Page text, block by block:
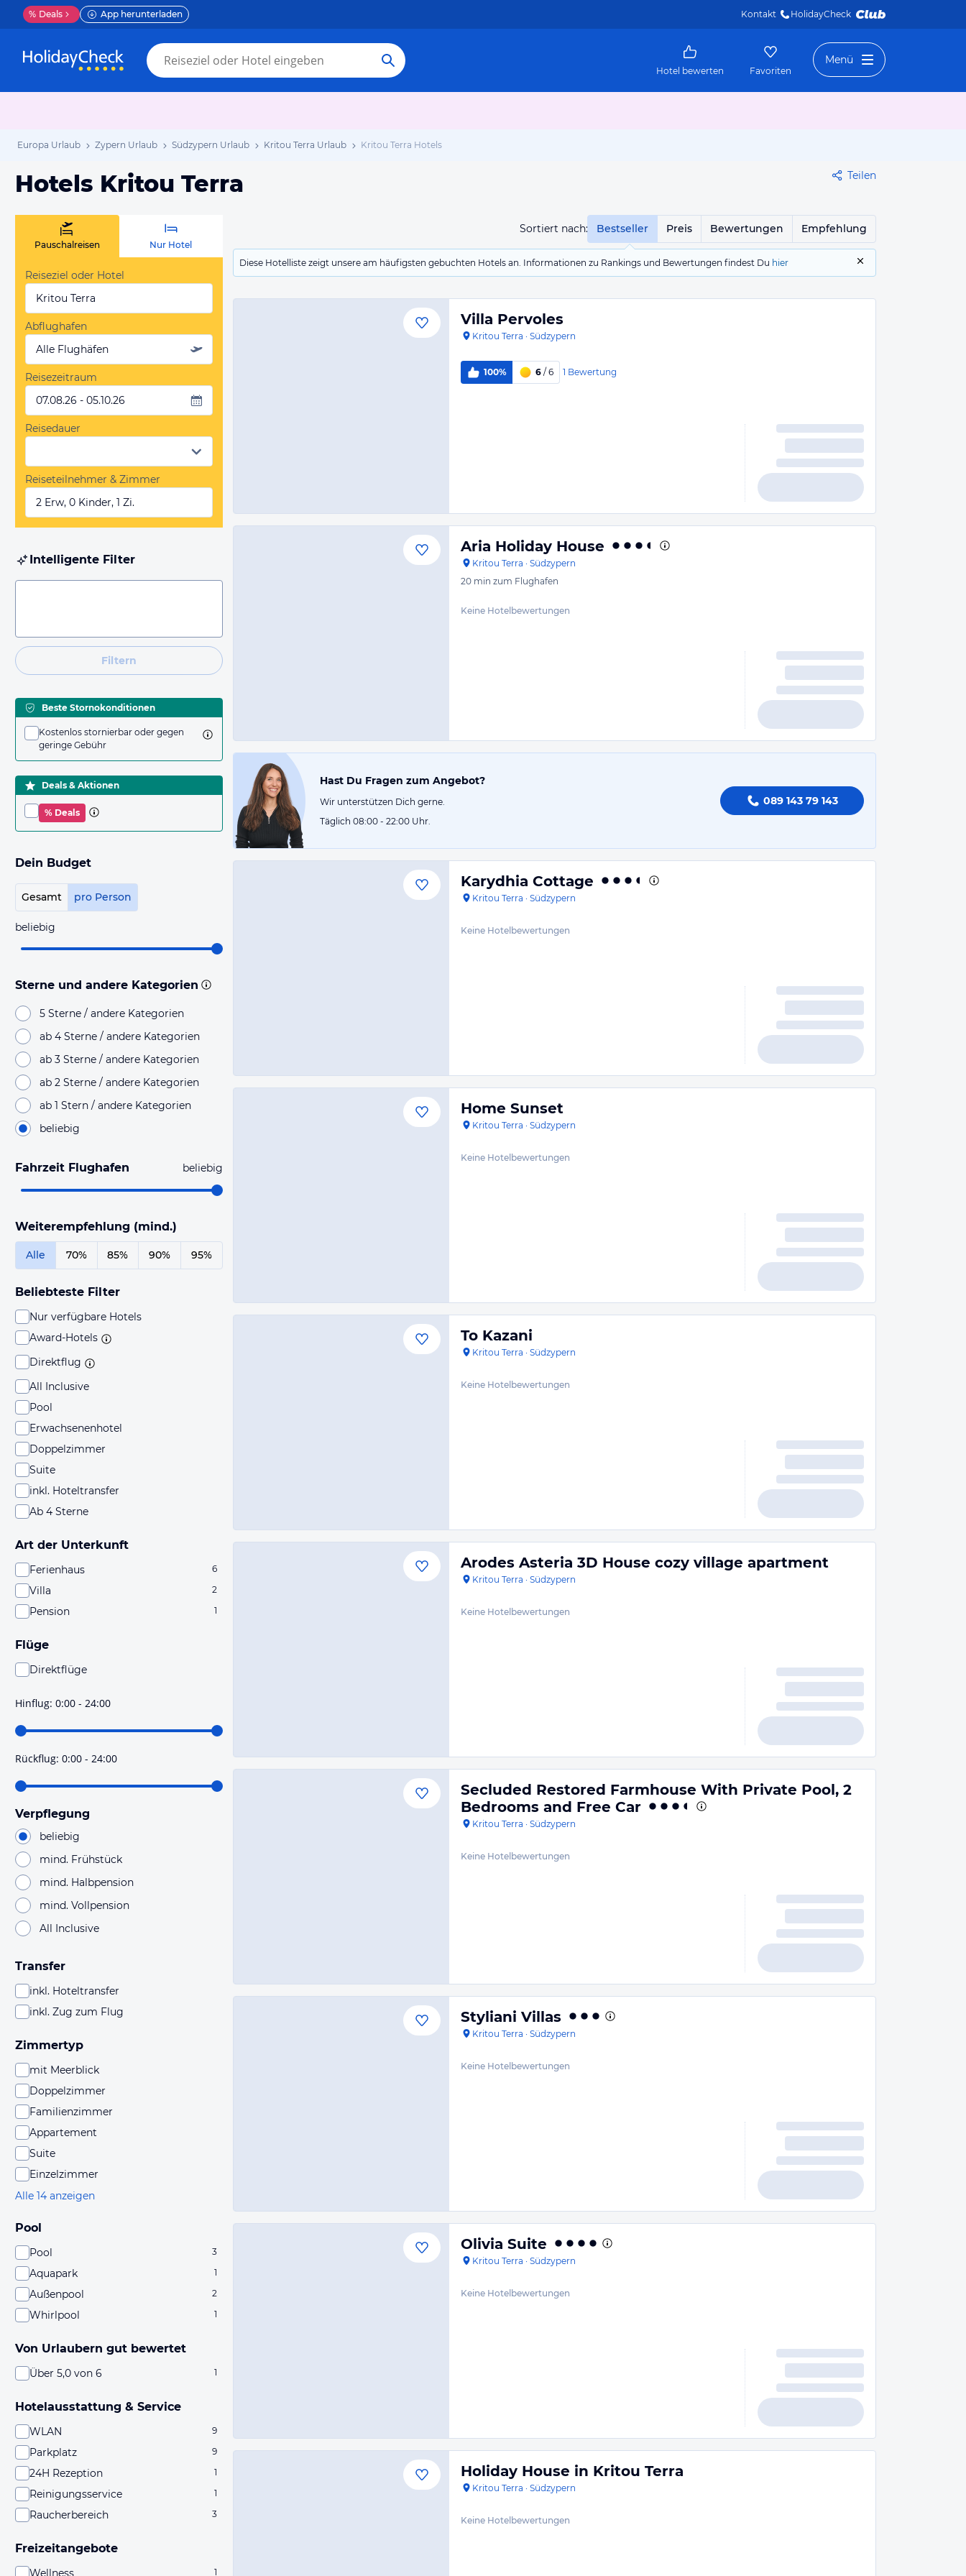
% Deals App herunterladen Kontakt HolidayCheck
Hotel bewerten Favoriten
Menü
Europa Urlaub Zypern Urlaub Südzypern Urlaub Kritou Terra Urlaub Kritou Terra Hotels
Hotels Kritou Terra Teilen
Sortiert nach: Bestseller Preis Bewertungen Empfehlung
Diese Hotelliste zeigt unsere am häufigsten gebuchten Hotels an. Informationen zu Rankings und Bewertungen findest Du hier
Pauschalreisen Nur Hotel
Reiseziel oder Hotel
Kritou Terra
Abflughafen
Alle Flughäfen
Reisezeitraum
07.08.26 - 05.10.26
Reisedauer
Reiseteilnehmer & Zimmer
2 Erw, 0 Kinder, 1 Zi.
Intelligente Filter
Filtern
Beste Stornokonditionen
Kostenlos stornierbar oder gegen
geringe Gebühr
Deals & Aktionen
% Deals
Dein Budget
Gesamt pro Person
beliebig
Sterne und andere Kategorien
5 Sterne / andere Kategorien
ab 4 Sterne / andere Kategorien
ab 3 Sterne / andere Kategorien
ab 2 Sterne / andere Kategorien
ab 1 Stern / andere Kategorien
beliebig
Fahrzeit Flughafen beliebig
Weiterempfehlung (mind.)
Alle 70% 85% 90% 95%
Beliebteste Filter
Nur verfügbare Hotels
Award-Hotels
Direktflug
All Inclusive
Pool
Erwachsenenhotel
Doppelzimmer
Suite
inkl. Hoteltransfer
Ab 4 Sterne
Art der Unterkunft
Ferienhaus 6
Villa 2
Pension 1
Flüge
Direktflüge
hoher Wahrscheinlichkeit Direktflüge sind. Bitte
prüfe vor der Buchung noch einmal die Flugdetails.
Hinflug: 0:00 - 24:00
Rückflug: 0:00 - 24:00
Verpflegung
beliebig
mind. Frühstück
mind. Halbpension
mind. Vollpension
All Inclusive
Transfer
inkl. Hoteltransfer
inkl. Zug zum Flug
Zimmertyp
mit Meerblick
Doppelzimmer
Familienzimmer
Appartement
Suite
Einzelzimmer
Alle 14 anzeigen
Pool
Pool 3
Aquapark 1
Außenpool 2
Whirlpool 1
Von Urlaubern gut bewertet
Über 5,0 von 6 1
Hotelausstattung & Service
WLAN 9
Parkplatz 9
24H Rezeption 1
Reinigungsservice 1
Raucherbereich 3
Freizeitangebote
Wellness 1
Villa Pervoles
Kritou Terra · Südzypern
100% 6 / 6 1 Bewertung
Aria Holiday House
Kritou Terra · Südzypern
20 min zum Flughafen
Keine Hotelbewertungen
Hast Du Fragen zum Angebot?
Wir unterstützen Dich gerne.
Täglich 08:00 - 22:00 Uhr.
089 143 79 143
Karydhia Cottage
Kritou Terra · Südzypern
Keine Hotelbewertungen
Home Sunset
Kritou Terra · Südzypern
Keine Hotelbewertungen
To Kazani
Kritou Terra · Südzypern
Keine Hotelbewertungen
Arodes Asteria 3D House cozy village apartment
Kritou Terra · Südzypern
Keine Hotelbewertungen
Secluded Restored Farmhouse With Private Pool, 2
Bedrooms and Free Car
Kritou Terra · Südzypern
Keine Hotelbewertungen
Styliani Villas
Kritou Terra · Südzypern
Keine Hotelbewertungen
Olivia Suite
Kritou Terra · Südzypern
Keine Hotelbewertungen
Holiday House in Kritou Terra
Kritou Terra · Südzypern
Keine Hotelbewertungen